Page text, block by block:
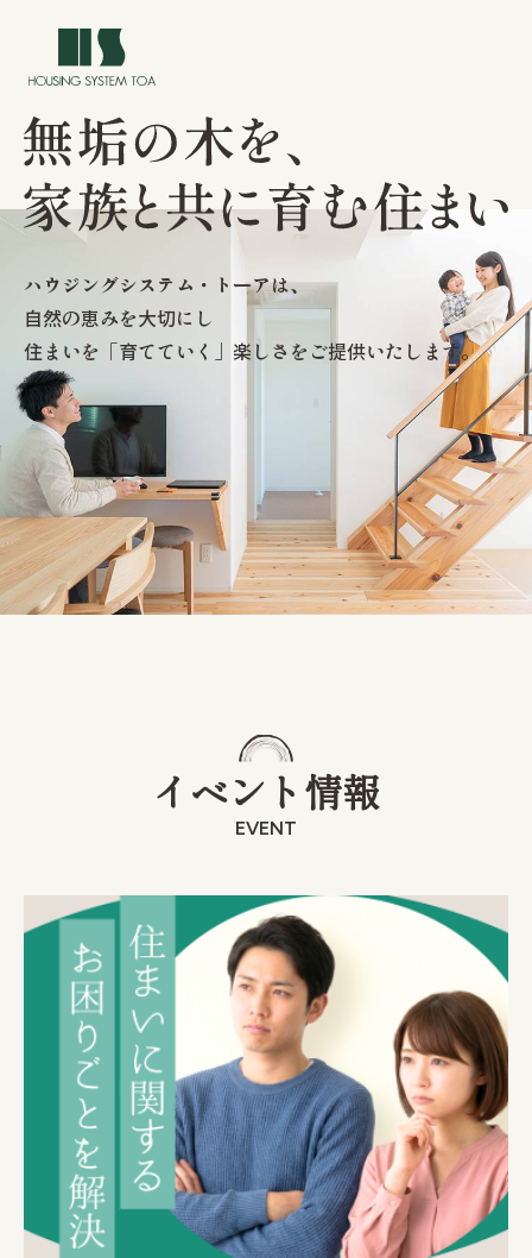
イベント情報
私たちについて
私たちの家づくり
注文住宅
店舗・アパート
お客様の声
会社情報
お知らせ
イベント情報
モデルハウス
見学予約
ハウジングシステム・トーアは、
自然の恵みを大切にし
住まいを「育てていく」楽しさをご提供いたします。
イベント情報
EVENT